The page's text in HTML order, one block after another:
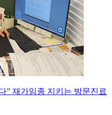
” 재가임종 지키는 방문진료